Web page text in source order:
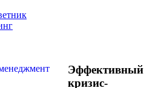
Эффективный
кризис-